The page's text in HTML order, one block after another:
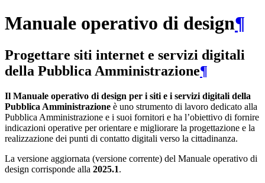
Manuale operativo di design¶
Progettare siti internet e servizi digitali
della Pubblica Amministrazione¶
Il Manuale operativo di design per i siti e i servizi digitali della
Pubblica Amministrazione è uno strumento di lavoro dedicato alla
Pubblica Amministrazione e i suoi fornitori e ha l’obiettivo di fornire
indicazioni operative per orientare e migliorare la progettazione e la
realizzazione dei punti di contatto digitali verso la cittadinanza.
La versione aggiornata (versione corrente) del Manuale operativo di
design corrisponde alla 2025.1.